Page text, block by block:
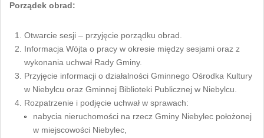
Porządek obrad:
Otwarcie sesji – przyjęcie porządku obrad.
Informacja Wójta o pracy w okresie między sesjami oraz z
wykonania uchwał Rady Gminy.
Przyjęcie informacji o działalności Gminnego Ośrodka Kultury
w Niebylcu oraz Gminnej Biblioteki Publicznej w Niebylcu.
Rozpatrzenie i podjęcie uchwał w sprawach:
nabycia nieruchomości na rzecz Gminy Niebylec położonej
w miejscowości Niebylec,